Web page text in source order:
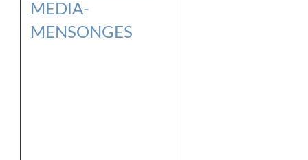
MEDIA-
MENSONGES